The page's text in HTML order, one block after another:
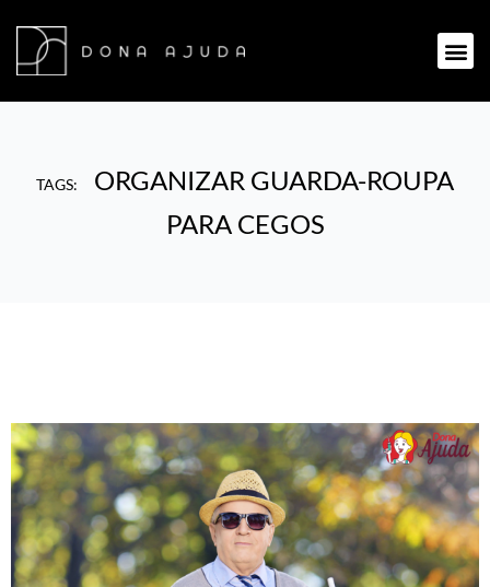
TAGS:
ORGANIZAR GUARDA-ROUPA
PARA CEGOS